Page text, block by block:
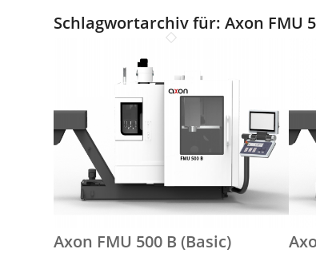
Schlagwortarchiv für: Axon FMU
Axon FMU 500 B (Basic)